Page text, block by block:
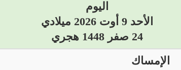
اليوم
الأحد 9 أوت 2026 ميلادي
24 صفر 1448 هجري
الإمساك